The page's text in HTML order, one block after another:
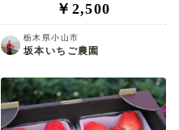
￥2,500
栃木県小山市
坂本いちご農園